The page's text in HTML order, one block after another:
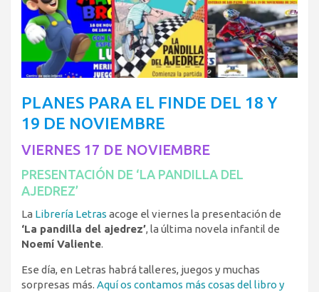
PLANES PARA EL FINDE DEL 18 Y
19 DE NOVIEMBRE
VIERNES 17 DE NOVIEMBRE
PRESENTACIÓN DE ‘LA PANDILLA DEL
AJEDREZ’
La Librería Letras acoge el viernes la presentación de
‘La pandilla del ajedrez’, la última novela infantil de
Noemí Valiente.
Ese día, en Letras habrá talleres, juegos y muchas
sorpresas más. Aquí os contamos más cosas del libro y